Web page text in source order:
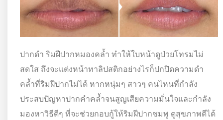
ปากดำ ริมฝีปากหมองคล้ำ ทำให้ใบหน้าดูป่วยโทรมไม่
สดใส ถึงจะแต่งหน้าทาลิปสติกอย่างไรก็ปกปิดความดำ
คล้ำที่ริมฝีปากไม่ได้ หากหนุ่มๆ สาวๆ คนไหนที่กำลัง
ประสบปัญหาปากคำคล้ำจนสูญเสียความมั่นใจและกำลัง
มองหาวิธีดีๆ ที่จะช่วยกอบกู้ให้ริมฝีปากชมพู ดูสุขภาพดีได้